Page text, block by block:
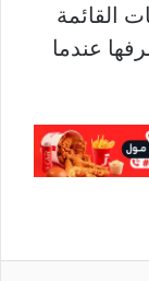
القائمة
عندما